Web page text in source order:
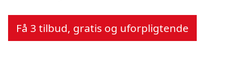
Få 3 tilbud, gratis og uforpligtende